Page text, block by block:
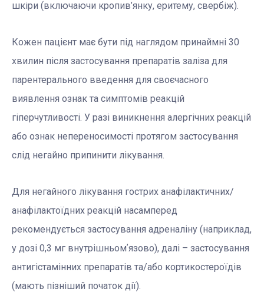
шкіри (включаючи кропив’янку, еритему, свербіж).
Кожен пацієнт має бути під наглядом принаймні 30
хвилин після застосування препаратів заліза для
парентерального введення для своєчасного
виявлення ознак та симптомів реакцій
гіперчутливості. У разі виникнення алергічних реакцій
або ознак непереносимості протягом застосування
слід негайно припинити лікування.
Для негайного лікування гострих анафілактичних/
анафілактоїдних реакцій насамперед
рекомендується застосування адреналіну (наприклад,
у дозі 0,3 мг внутрішньомʼязово), далі – застосування
антигістамінних препаратів та/або кортикостероїдів
(мають пізніший початок дії).